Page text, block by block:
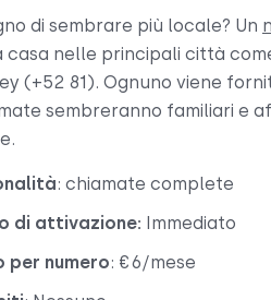
di sembrare più locale? Un
casa nelle principali città
(+52 81). Ognuno viene
sembreranno familiari e
: chiamate complete
di attivazione: Immediato
per numero: €6/mese